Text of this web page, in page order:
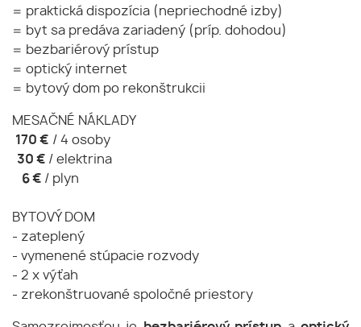
= praktická dispozícia (nepriechodné izby)
= byt sa predáva zariadený (príp. dohodou)
= bezbariérový prístup
= optický internet
= bytový dom po rekonštrukcii
MESAČNÉ NÁKLADY
170 € / 4 osoby
30 € / elektrina
6 € / plyn
BYTOVÝ DOM
- zateplený
- vymenené stúpacie rozvody
- 2 x výťah
- zrekonštruované spoločné priestory